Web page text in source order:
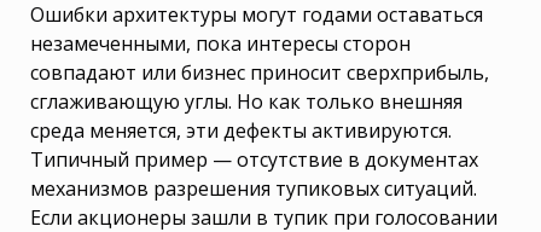
Ошибки архитектуры могут годами оставаться
незамеченными, пока интересы сторон
совпадают или бизнес приносит сверхприбыль,
сглаживающую углы. Но как только внешняя
среда меняется, эти дефекты активируются.
Типичный пример — отсутствие в документах
механизмов разрешения тупиковых ситуаций.
Если акционеры зашли в тупик при голосовании